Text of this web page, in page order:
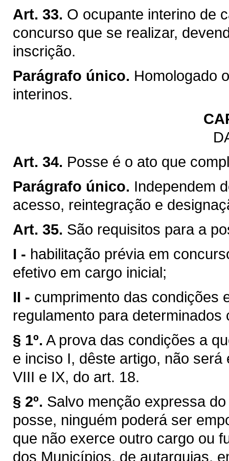
Art. 33. O ocupante interino de
concurso que se realizar,
inscrição.
Parágrafo único. Homologado
interinos.
Art. 34. Posse é o ato que
Parágrafo único. Independem
acesso, reintegração e
Art. 35. São requisitos para a
I - habilitação prévia em
efetivo em cargo inicial;
II - cumprimento das condições
regulamento para
§ 1º. A prova das condições a
e inciso I, dêste artigo, não
VIII e IX, do art. 18.
§ 2º. Salvo menção expressa
posse, ninguém poderá ser
que não exerce outro cargo ou
dos Municípios, de autarquias,